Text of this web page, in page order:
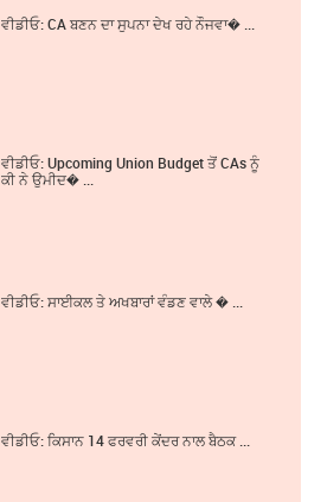
ਵੀਡੀਓ: CA ਬਣਨ ਦਾ ਸੁਪਨਾ ਦੇਖ ਰਹੇ ਨੌਜਵਾ� ...
ਵੀਡੀਓ: Upcoming Union Budget ਤੋਂ CAs ਨੂੰ
ਕੀ ਨੇ ਉਮੀਦ� ...
ਵੀਡੀਓ: ਸਾਈਕਲ ਤੇ ਅਖਬਾਰਾਂ ਵੰਡਣ ਵਾਲੇ � ...
ਵੀਡੀਓ: ਕਿਸਾਨ 14 ਫਰਵਰੀ ਕੇਂਦਰ ਨਾਲ ਬੈਠਕ ...